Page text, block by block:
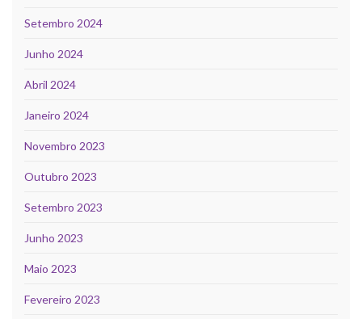
Setembro 2024
Junho 2024
Abril 2024
Janeiro 2024
Novembro 2023
Outubro 2023
Setembro 2023
Junho 2023
Maio 2023
Fevereiro 2023